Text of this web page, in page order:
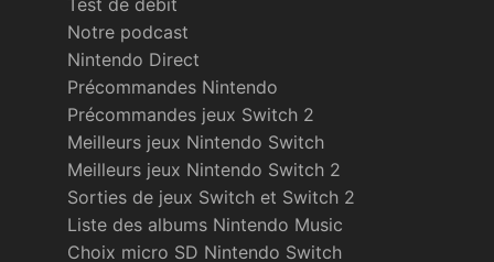
Notre podcast
Nintendo Direct
Précommandes Nintendo
Précommandes jeux Switch 2
Meilleurs jeux Nintendo Switch
Meilleurs jeux Nintendo Switch 2
Sorties de jeux Switch et Switch 2
Liste des albums Nintendo Music
Choix micro SD Nintendo Switch